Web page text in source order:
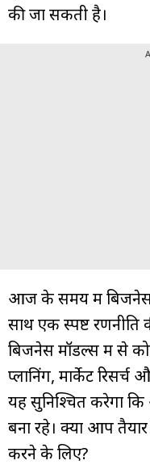
की जा सकती है।
आज के समय में
साथ एक स्पष्ट
बिजनेस मॉडल्स में से
प्लानिंग, मार्केट
यह सुनिश्चित करेगा
बना रहे। क्या आप
करने के लिए?